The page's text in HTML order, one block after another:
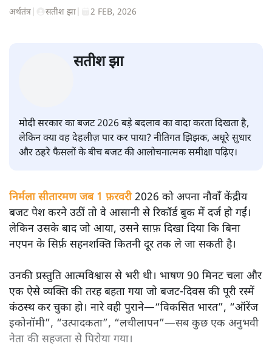
अर्थतंत्र सतीश झा 2 FEB, 2026
सतीश झा
मोदी सरकार का बजट 2026 बड़े बदलाव का वादा करता दिखता है,
और ठहरे फैसलों के बीच बजट की आलोचनात्मक समीक्षा पढ़िए।